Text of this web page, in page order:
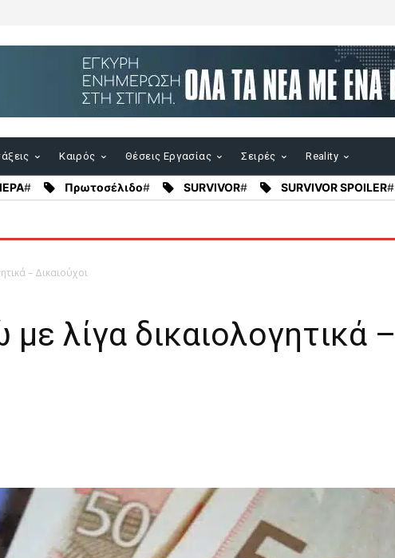
Καιρός Θέσεις Εργασίας Σειρές Reality
# Πρωτοσέλιδο# SURVIVOR# SURVIVOR SPOILER#
– Δικαιούχοι
λίγα δικαιολογητικά –